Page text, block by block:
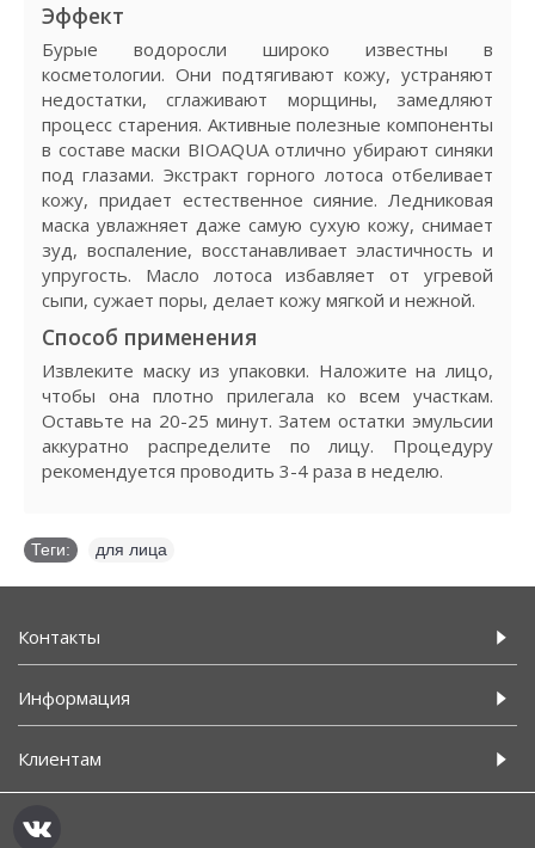
Эффект
Бурые водоросли широко известны в
косметологии. Они подтягивают кожу, устраняют
недостатки, сглаживают морщины, замедляют
процесс старения. Активные полезные компоненты
в составе маски BIOAQUA отлично убирают синяки
под глазами. Экстракт горного лотоса отбеливает
кожу, придает естественное сияние. Ледниковая
маска увлажняет даже самую сухую кожу, снимает
зуд, воспаление, восстанавливает эластичность и
упругость. Масло лотоса избавляет от угревой
сыпи, сужает поры, делает кожу мягкой и нежной.
Способ применения
Извлеките маску из упаковки. Наложите на лицо,
чтобы она плотно прилегала ко всем участкам.
Оставьте на 20-25 минут. Затем остатки эмульсии
аккуратно распределите по лицу. Процедуру
рекомендуется проводить 3-4 раза в неделю.
Теги: для лица
Контакты
Информация
Клиентам